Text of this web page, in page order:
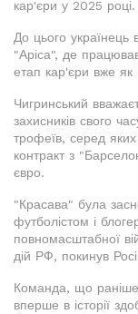
кар'єри у 2025 році.
До цього українець
"Аріса", де
етап кар'єри вже як
Чигринський
захисників свого
трофеїв, серед
контракт з
євро.
"Красава" була
футболістом і
повномасштабної
дій РФ, покинув
Команда, що раніше
вперше в історії